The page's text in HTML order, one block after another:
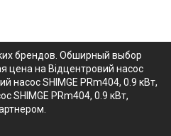
брендов. Обширный выбор
цена на Відцентровий насос
насос SHIMGE PRm404, 0.9 кВт,
SHIMGE PRm404, 0.9 кВт,